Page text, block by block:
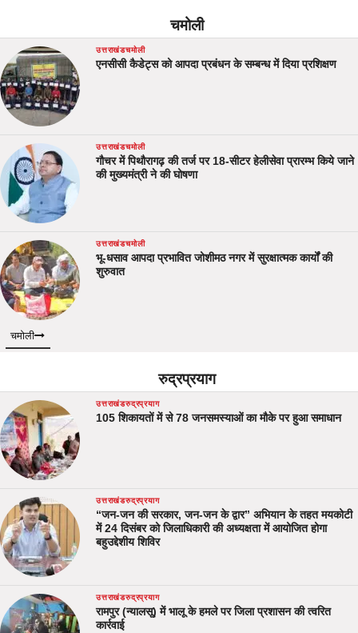
चमोली
उत्तराखंडचमोली
एनसीसी कैडेट्स को आपदा प्रबंधन के सम्बन्ध में दिया प्रशिक्षण
उत्तराखंडचमोली
गौचर में पिथौरागढ़ की तर्ज पर 18-सीटर हेलीसेवा प्रारम्भ किये जाने
की मुख्यमंत्री ने की घोषणा
उत्तराखंडचमोली
भू-धसाव आपदा प्रभावित जोशीमठ नगर में सुरक्षात्मक कार्यों की
शुरुवात
चमोली
रुद्रप्रयाग
उत्तराखंडरुद्रप्रयाग
105 शिकायतों में से 78 जनसमस्याओं का मौके पर हुआ समाधान
उत्तराखंडरुद्रप्रयाग
“जन-जन की सरकार, जन-जन के द्वार” अभियान के तहत मयकोटी
में 24 दिसंबर को जिलाधिकारी की अध्यक्षता में आयोजित होगा
बहुउद्देशीय शिविर
उत्तराखंडरुद्रप्रयाग
रामपुर (न्यालसू) में भालू के हमले पर जिला प्रशासन की त्वरित
कार्रवाई